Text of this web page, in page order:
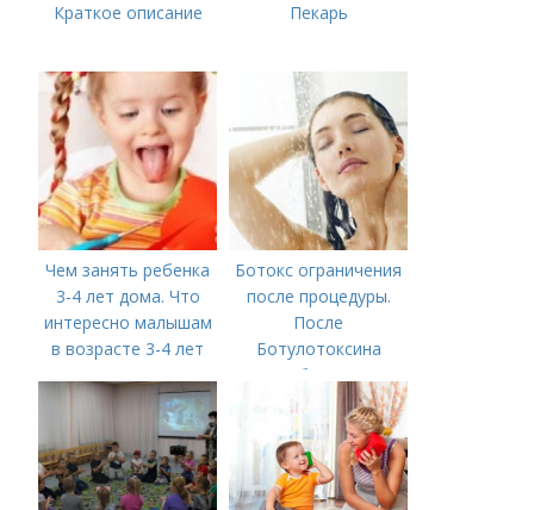
Краткое описание
Пекарь
Чем занять ребенка
3-4 лет дома. Что
интересно малышам
в возрасте 3-4 лет
Ботокс ограничения
после процедуры.
После
Ботулотоксина
необходимо